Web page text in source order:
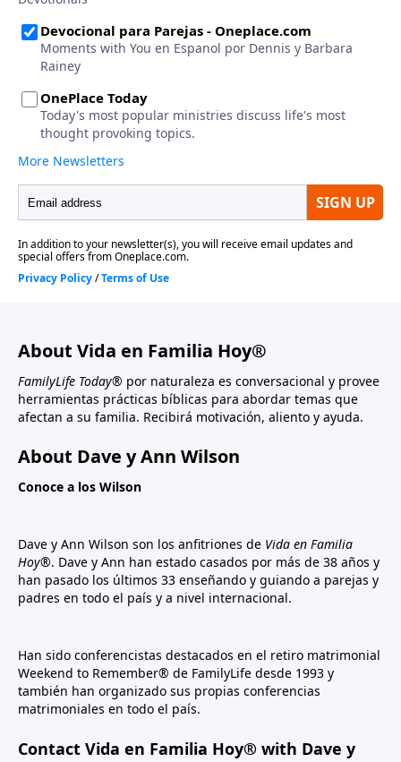
About Vida en Familia Hoy®
FamilyLife Today® por naturaleza es conversacional y provee
herramientas prácticas bíblicas para abordar temas que
afectan a su familia. Recibirá motivación, aliento y ayuda.
About Dave y Ann Wilson
Conoce a los Wilson
Dave y Ann Wilson son los anfitriones de Vida en Familia
Hoy®. Dave y Ann han estado casados por más de 38 años y
han pasado los últimos 33 enseñando y guiando a parejas y
padres en todo el país y a nivel internacional.
Han sido conferencistas destacados en el retiro matrimonial
Weekend to Remember® de FamilyLife desde 1993 y
también han organizado sus propias conferencias
matrimoniales en todo el país.
Contact Vida en Familia Hoy® with Dave y